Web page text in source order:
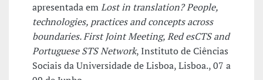
apresentada emLost in translation? People,
technologies, practices and concepts across
boundaries. First Joint Meeting, Red esCTS and
Portuguese STS Network, Instituto de Ciências
Sociais da Universidade de Lisboa, Lisboa., 07 a